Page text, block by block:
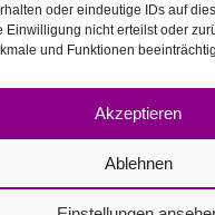
oder eindeutige IDs auf
Einwilligung nicht erteilst oder
und Funktionen
Akzeptieren
Ablehnen
Created for free